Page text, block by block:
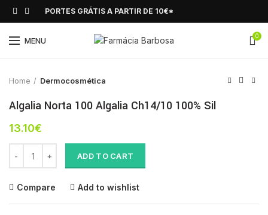
PORTES GRÁTIS A PARTIR DE 10€*
MENU 0
Click to enlarge
Home Dermocosmética
Algalia Norta 100 Algalia Ch14/10 100% Sil
13.10€
ADD TO CART
Compare Add to wishlist